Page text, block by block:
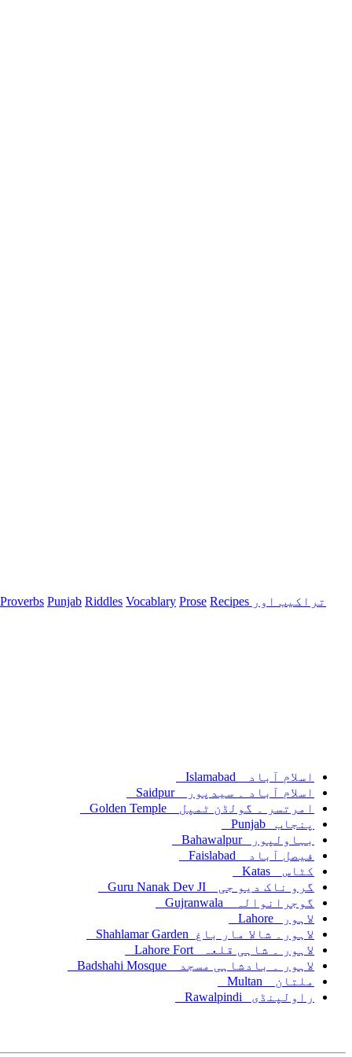
Proverbs Punjab Riddles Vocablary Prose Recipes تراکیب اور
اسلام آباد Islamabad
اسلام آباد ۔ سیدپورSaidpur
امرتسر ۔ گولڈن ٹمپل Golden Temple
پنجاب Punjab
بہاولپورBahawalpur
فیصل آباد Faislabad
کٹاس Katas
گرو ناک دیو جی Guru Nanak Dev JI
گوجرانوالہ Gujranwala
لاہور Lahore
لاہور۔ شالا مار باغ Shahlamar Garden
لاہور ۔ شاہی قلعہ Lahore Fort
لاہور ۔ بادشاہی مسجد Badshahi Mosque
ملتان Multan
راولپنڈی Rawalpindi